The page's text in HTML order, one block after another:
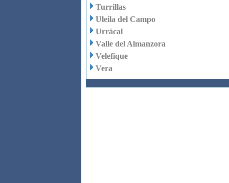
Turrillas
Uleila del Campo
Urrácal
Valle del Almanzora
Velefique
Vera